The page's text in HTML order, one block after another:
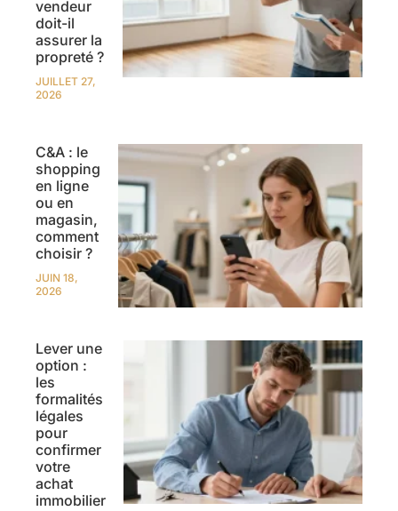
vendeur
doit-il
assurer la
propreté ?
JUILLET 27,
2026
C&A : le
shopping
en ligne
ou en
magasin,
comment
choisir ?
JUIN 18,
2026
Lever une
option :
les
formalités
légales
pour
confirmer
votre
achat
immobilier